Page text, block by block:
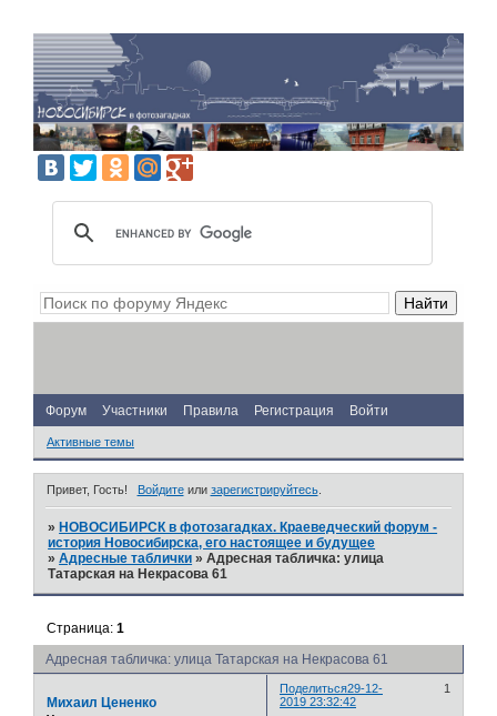
Форум Участники Правила Регистрация Войти
Активные темы
Привет, Гость! Войдитеили зарегистрируйтесь.
» НОВОСИБИРСК в фотозагадках. Краеведческий форум -
история Новосибирска, его настоящее и будущее
»Адресные таблички »Адресная табличка: улица
Татарская на Некрасова 61
Адресная табличка: улица Татарская на Некрасова 61
Страница:1
Поделиться 1
29-12-
2019 23:32:42
Михаил Цененко